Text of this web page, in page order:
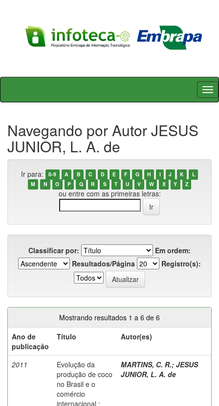
Skip
Navegando por Autor JESUS
JUNIOR, L. A. de
Ir para: 0-9 A B C D E F G H I J K
L
M
N O P Q R S T U V W X Y Z
ou entre com as primeiras letras:
Classificar por:
Em ordem:
Resultados/Página
Registro(s):
Mostrando resultados 1 a 6 de 6
Ano de
publicação
Título Autor(es)
2011
Evolução da
produção de coco
no Brasil e o
comércio
internacional :
MARTINS, C. R.; JESUS
JUNIOR, L. A. de